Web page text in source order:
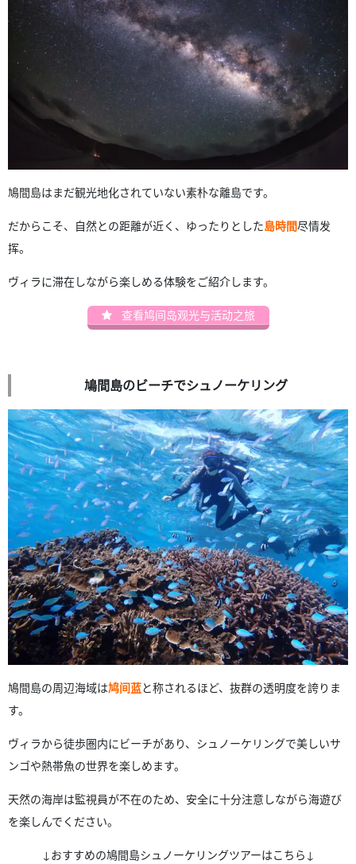
鳩間島はまだ観光地化されていない素朴な離島です。
だからこそ、自然との距離が近く、ゆったりとした島時間尽情发
挥。
ヴィラに滞在しながら楽しめる体験をご紹介します。
查看鸠间岛观光与活动之旅
鳩間島のビーチでシュノーケリング
鳩間島の周辺海域は鸠间蓝と称されるほど、抜群の透明度を誇りま
す。
ヴィラから徒歩圏内にビーチがあり、シュノーケリングで美しいサ
ンゴや熱帯魚の世界を楽しめます。
天然の海岸は監視員が不在のため、安全に十分注意しながら海遊び
を楽しんでください。
↓おすすめの鳩間島シュノーケリングツアーはこちら↓